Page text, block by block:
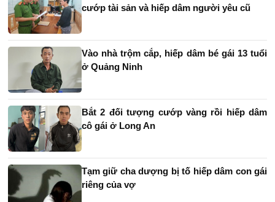
cướp tài sản và hiếp dâm người yêu cũ
Vào nhà trộm cắp, hiếp dâm bé gái 13 tuổi
ở Quảng Ninh
Bắt 2 đối tượng cướp vàng rồi hiếp dâm
cô gái ở Long An
Tạm giữ cha dượng bị tố hiếp dâm con gái
riêng của vợ